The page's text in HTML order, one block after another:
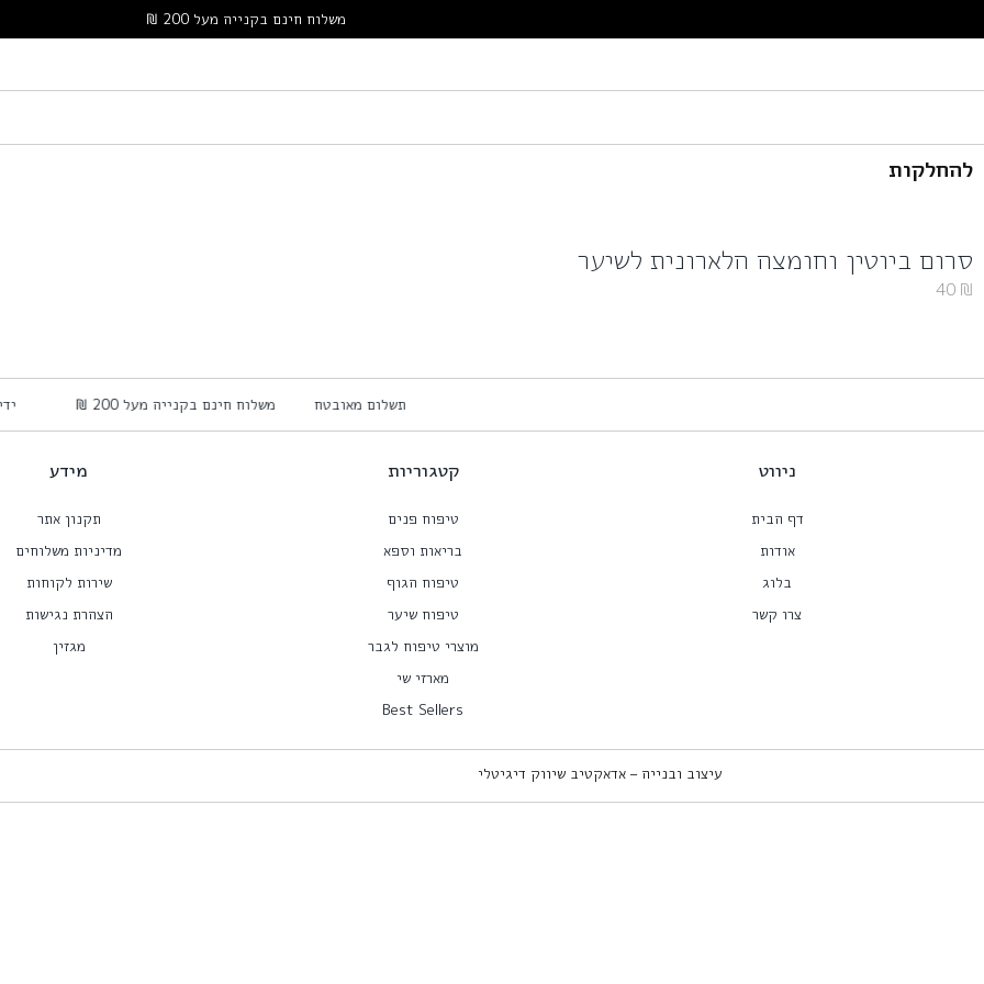
משלוח חינם בקנייה מעל 200 ₪
להחלקות
סרום ביוטין וחומצה הלארונית לשיער
40 ₪
תשלום מאובטח משלוח חינם בקנייה מעל 200 ₪
ניווט
דף הבית
אודות
בלוג
צרו קשר
קטגוריות
טיפוח פנים
בריאות וספא
טיפוח הגוף
טיפוח שיער
מוצרי טיפוח לגבר
מארזי שי
Best Sellers
מידע
תקנון אתר
מדיניות משלוחים
שירות לקוחות
הצהרת נגישות
מגזין
עיצוב ובנייה – אדאקטיב שיווק דיגיטלי